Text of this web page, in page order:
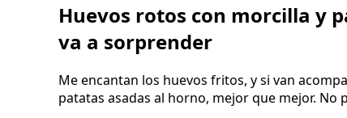
Huevos rotos con morcilla y
va a sorprender
Me encantan los huevos fritos, y si van
patatas asadas al horno, mejor que mejor. No